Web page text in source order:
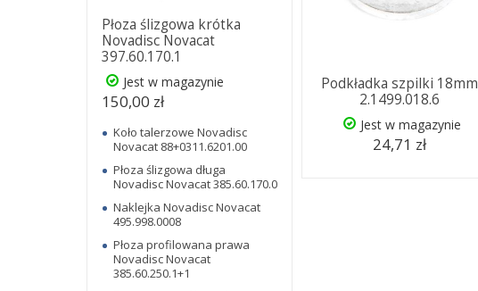
Podkładka szpilki 18mm
2.1499.018.6
Jest w magazynie
24,71 zł
Płoza ślizgowa krótka
Novadisc Novacat
397.60.170.1
Jest w magazynie
150,00 zł
Koło talerzowe Novadisc
Novacat 88+0311.6201.00
Płoza ślizgowa długa
Novadisc Novacat 385.60.170.0
Naklejka Novadisc Novacat
495.998.0008
Płoza profilowana prawa
Novadisc Novacat
385.60.250.1+1